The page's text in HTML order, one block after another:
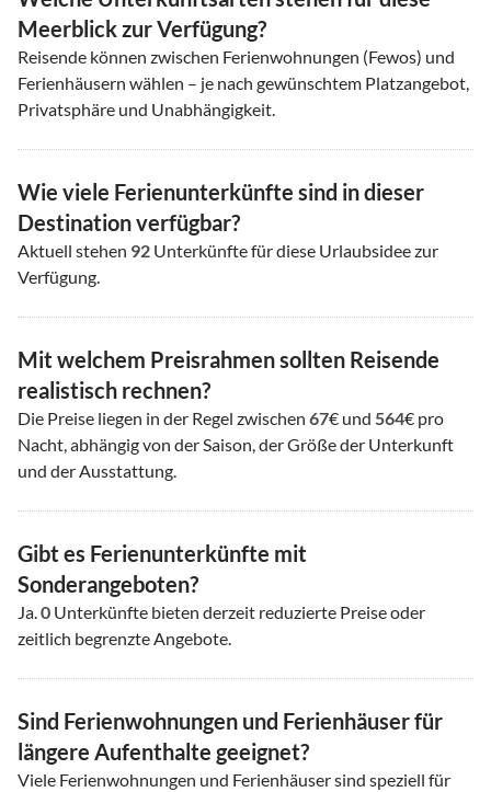
Meerblick zur Verfügung?
Reisende können zwischen Ferienwohnungen (Fewos) und
Ferienhäusern wählen – je nach gewünschtem Platzangebot,
Privatsphäre und Unabhängigkeit.
Wie viele Ferienunterkünfte sind in dieser
Destination verfügbar?
Aktuell stehen 92 Unterkünfte für diese Urlaubsidee zur
Verfügung.
Mit welchem Preisrahmen sollten Reisende
realistisch rechnen?
Die Preise liegen in der Regel zwischen 67€ und 564€ pro
Nacht, abhängig von der Saison, der Größe der Unterkunft
und der Ausstattung.
Gibt es Ferienunterkünfte mit
Sonderangeboten?
Ja.0 Unterkünfte bieten derzeit reduzierte Preise oder
zeitlich begrenzte Angebote.
Sind Ferienwohnungen und Ferienhäuser für
längere Aufenthalte geeignet?
Viele Ferienwohnungen und Ferienhäuser sind speziell für